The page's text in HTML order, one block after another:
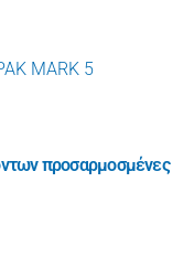
MARK 5
προσαρμοσμένες